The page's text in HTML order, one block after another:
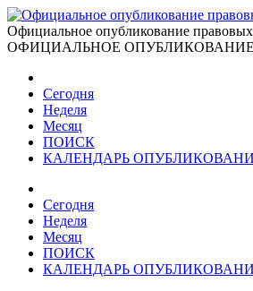
Официальное опубликование правовых
ОФИЦИАЛЬНОЕ ОПУБЛИКОВАНИЕ
Сегодня
Неделя
Месяц
ПОИСК
КАЛЕНДАРЬ
Сегодня
Неделя
Месяц
ПОИСК
КАЛЕНДАРЬ